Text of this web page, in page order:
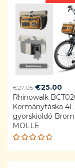
€27.05 Original
price
was:
€27.05.
€25.00
is:
Rhinowalk
Kormánytáska 4L
gyorskioldó
MOLLE
Rated
4.68